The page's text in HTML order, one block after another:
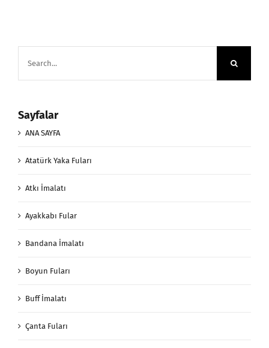
for:
Sayfalar
ANA SAYFA
Atatürk Yaka Fuları
Atkı İmalatı
Ayakkabı Fular
Bandana İmalatı
Boyun Fuları
Buff İmalatı
Çanta Fuları